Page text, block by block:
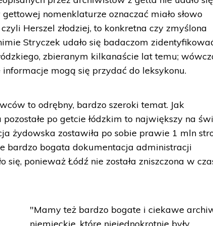
nomenklaturze oznaczać miało słowo
Herszel złodziej, to konkretna czy zmyślona
Stryczek udało się badaczom
zbieranym kilkanaście lat temu;
mogą się przydać do leksykonu.
to odrębny, bardzo szeroki temat. Jak
po getcie łódzkim to największy na
żydowska zostawiła po sobie prawie 1 mln
bardzo bogata dokumentacja administracji
się, ponieważ Łódź nie została zniszczona w
"Mamy też bardzo bogate i ciekawe